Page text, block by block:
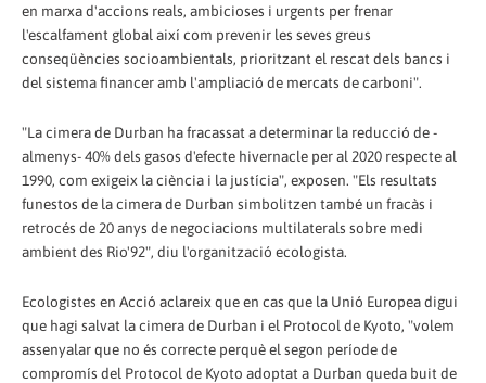
en marxa d'accions reals, ambicioses i urgents per frenar
l'escalfament global així com prevenir les seves greus
conseqüències socioambientals, prioritzant el rescat dels bancs i
del sistema financer amb l'ampliació de mercats de carboni".
"La cimera de Durban ha fracassat a determinar la reducció de -
almenys- 40% dels gasos d'efecte hivernacle per al 2020 respecte al
1990, com exigeix la ciència i la justícia", exposen. "Els resultats
funestos de la cimera de Durban simbolitzen també un fracàs i
retrocés de 20 anys de negociacions multilaterals sobre medi
ambient des Rio'92", diu l'organització ecologista.
Ecologistes en Acció aclareix que en cas que la Unió Europea digui
que hagi salvat la cimera de Durban i el Protocol de Kyoto, "volem
assenyalar que no és correcte perquè el segon període de
compromís del Protocol de Kyoto adoptat a Durban queda buit de